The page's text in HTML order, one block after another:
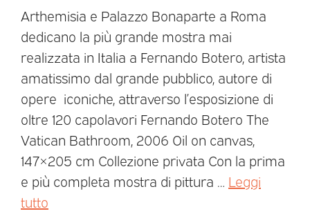
Arthemisia e Palazzo Bonaparte a Roma
dedicano la più grande mostra mai
realizzata in Italia a Fernando Botero, artista
amatissimo dal grande pubblico, autore di
opere iconiche, attraverso l’esposizione di
oltre 120 capolavori Fernando Botero The
Vatican Bathroom, 2006 Oil on canvas,
147×205 cm Collezione privata Con la prima
e più completa mostra di pittura … Leggi
tutto